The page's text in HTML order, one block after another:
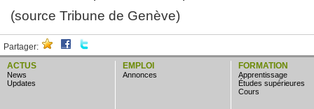
(source Tribune de Genève)
Partager:
ACTUS
news
updates
EMPLOI
annonces
FORMATION
apprentissage
études supérieures
cours